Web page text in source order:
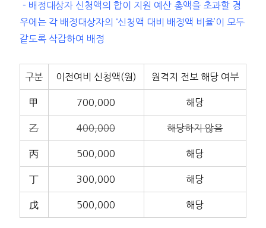
－배정대상자 신청액의 합이 지원 예산 총액을 초과할 경
우에는 각 배정대상자의 ‘신청액 대비 배정액 비율’이 모두
같도록 삭감하여 배정
구분 이전여비 신청액(원) 원격지 전보 해당 여부
甲 700,000 해당
乙 400,000 해당하지 않음
丙 500,000 해당
丁 300,000 해당
戊 500,000 해당